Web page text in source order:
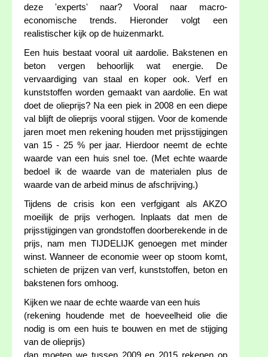
deze 'experts' naar? Vooral naar macro-
economische trends. Hieronder volgt een
realistischer kijk op de huizenmarkt.
Een huis bestaat vooral uit aardolie. Bakstenen en
beton vergen behoorlijk wat energie. De
vervaardiging van staal en koper ook. Verf en
kunststoffen worden gemaakt van aardolie. En wat
doet de olieprijs? Na een piek in 2008 en een diepe
val blijft de olieprijs vooral stijgen. Voor de komende
jaren moet men rekening houden met prijsstijgingen
van 15 - 25 % per jaar. Hierdoor neemt de echte
waarde van een huis snel toe. (Met echte waarde
bedoel ik de waarde van de materialen plus de
waarde van de arbeid minus de afschrijving.)
Tijdens de crisis kon een verfgigant als AKZO
moeilijk de prijs verhogen. Inplaats dat men de
prijsstijgingen van grondstoffen doorberekende in de
prijs, nam men TIJDELIJK genoegen met minder
winst. Wanneer de economie weer op stoom komt,
schieten de prijzen van verf, kunststoffen, beton en
bakstenen fors omhoog.
Kijken we naar de echte waarde van een huis
(rekening houdende met de hoeveelheid olie die
nodig is om een huis te bouwen en met de stijging
van de olieprijs)